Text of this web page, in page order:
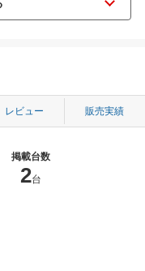
レビュー 販売実績
掲載台数
2台